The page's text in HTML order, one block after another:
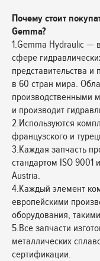
Почему стоит
Gemma?
1.Gemma Hydraulic —
сфере
представительства
в 60 стран мира.
производственными
и производит
2.Используются
французского и
3.Каждая запчасть
стандартом ISO 9001
Austria.
4.Каждый элемент
европейскими
оборудования,
5.Все запчасти
металлических
сертификации.